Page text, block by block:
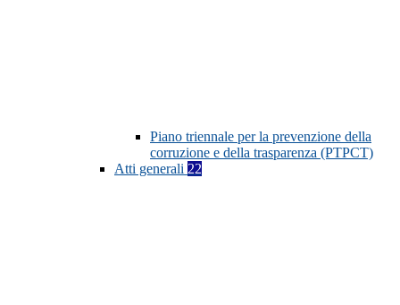
Piano triennale per la prevenzione della
corruzione e della trasparenza (PTPCT)
Atti generali 22